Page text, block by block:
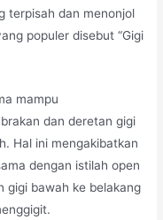
terpisah dan menonjol
populer disebut “Gigi
mampu
dan deretan gigi
Hal ini mengakibatkan
dengan istilah open
gigi bawah ke belakang